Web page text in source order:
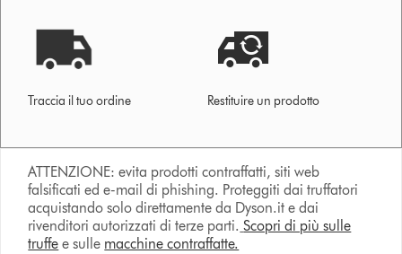
Traccia il tuo ordine Restituire un prodotto
ATTENZIONE: evita prodotti contraffatti, siti web
falsificati ed e-mail di phishing. Proteggiti dai truffatori
acquistando solo direttamente da Dyson.it e dai
rivenditori autorizzati di terze parti. Scopri di più sulle
truffe e sulle macchine contraffatte.